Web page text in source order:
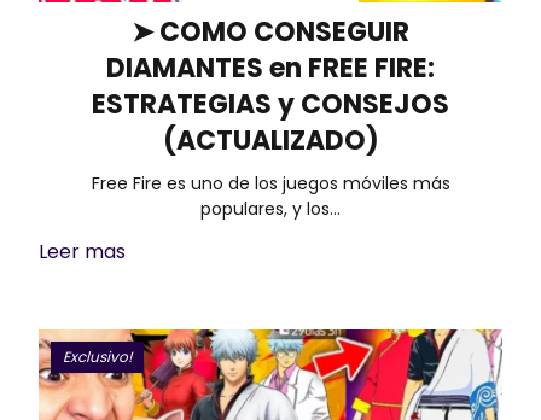
➤ COMO CONSEGUIR
DIAMANTES en FREE FIRE:
ESTRATEGIAS y CONSEJOS
(ACTUALIZADO)
Free Fire es uno de los juegos móviles más
populares, y los…
Leer mas
Exclusivo!